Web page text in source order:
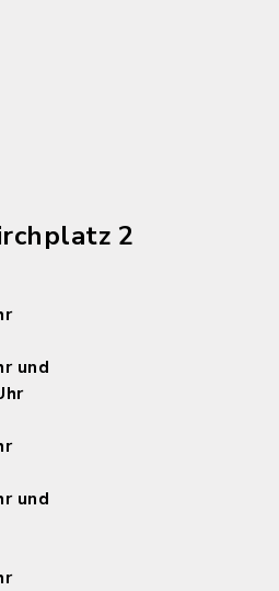
2
und
und